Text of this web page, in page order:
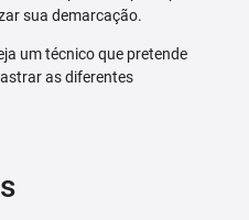
sua demarcação.
um técnico que pretende
as diferentes